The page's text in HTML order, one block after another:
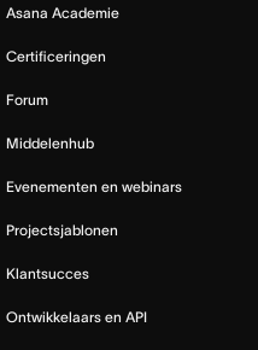
Asana Academie
Certificeringen
Forum
Middelenhub
Evenementen en webinars
Projectsjablonen
Klantsucces
Ontwikkelaars en API